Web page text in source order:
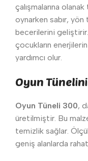
çalışmalarına
oynarken sabır,
becerilerini geliştirir.
çocukların
yardımcı olur.
Oyun
Oyun Tüneli 300,
üretilmiştir. Bu
temizlik sağlar.
geniş alanlarda